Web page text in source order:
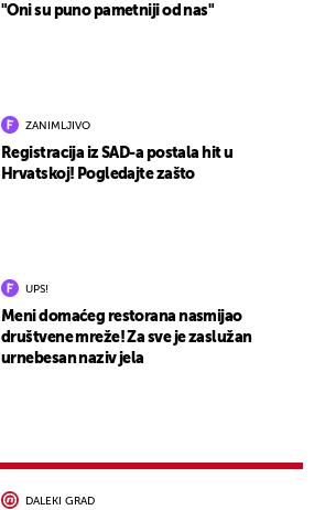
"Oni su puno pametniji od nas"
ZANIMLJIVO
Registracija iz SAD-a postala hit u
Hrvatskoj! Pogledajte zašto
UPS!
Meni domaćeg restorana nasmijao
društvene mreže! Za sve je zaslužan
urnebesan naziv jela
DALEKI GRAD